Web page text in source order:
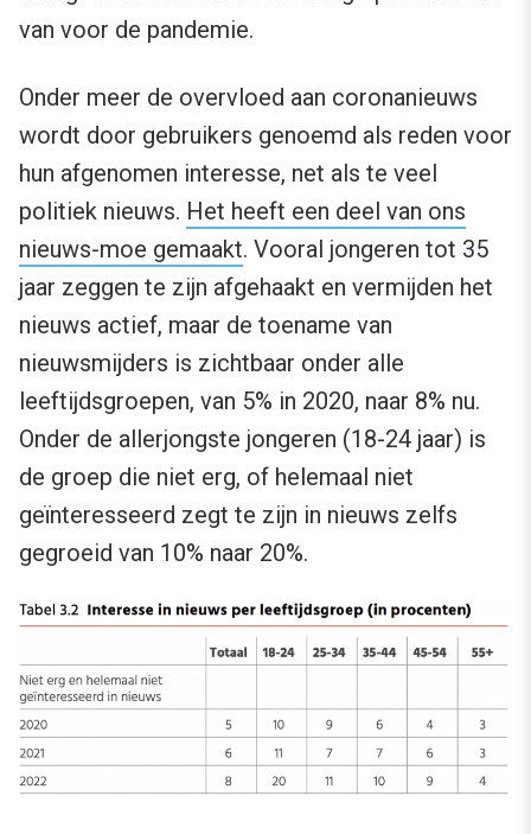
van voor de pandemie.
Onder meer de overvloed aan coronanieuws
wordt door gebruikers genoemd als reden voor
hun afgenomen interesse, net als te veel
politiek nieuws. Het heeft een deel van ons
nieuws-moe gemaakt. Vooral jongeren tot 35
jaar zeggen te zijn afgehaakt en vermijden het
nieuws actief, maar de toename van
nieuwsmijders is zichtbaar onder alle
leeftijdsgroepen, van 5% in 2020, naar 8% nu.
Onder de allerjongste jongeren (18-24 jaar) is
de groep die niet erg, of helemaal niet
geïnteresseerd zegt te zijn in nieuws zelfs
gegroeid van 10% naar 20%.